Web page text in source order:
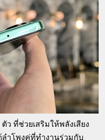
ว ที่ช่วยเสริมให้พลังเสียง
ำโพงคู่ที่ทำงานร่วมกับ